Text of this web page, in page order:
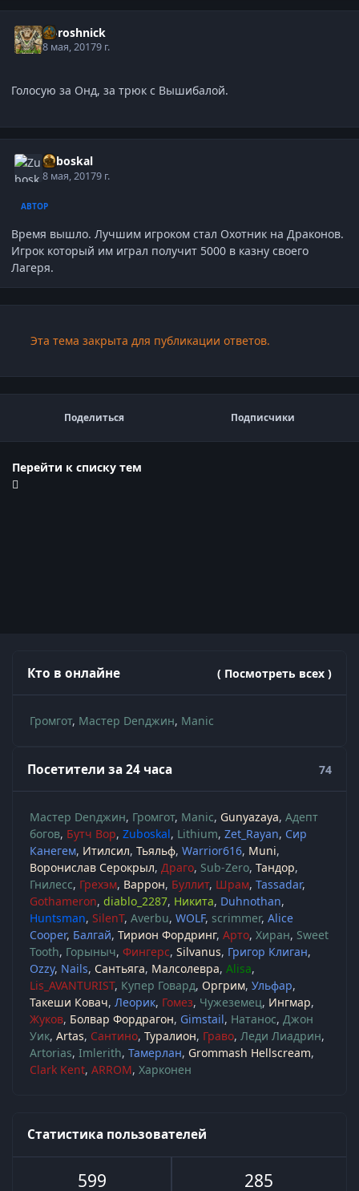
Doroshnick
8 мая, 20179 г.
Голосую за Онд, за трюк с Вышибалой.
Zuboskal
8 мая, 20179 г.
АВТОР
Время вышло. Лучшим игроком стал Охотник на Драконов.
Игрок который им играл получит 5000 в казну своего
Лагеря.
Эта тема закрыта для публикации ответов.
Поделиться Подписчики
Перейти к списку тем
Кто в онлайне ( Посмотреть всех )
Громгот Мастер Denджин Manic
Посетители за 24 часа 74
Мастер Denджин Громгот Manic Gunyazaya Адепт
богов Бутч Вор Zuboskal Lithium Zet_Rayan Сир
Канегем Итилсил Тьяльф Warrior616 Muni
Воронислав Серокрыл Драго Sub-Zero Тандор
Гнилесс Грехэм Варрон Буллит Шрам Tassadar
Gothameron diablo_2287 Никита Duhnothan
Huntsman SilenT Averbu WOLF scrimmer Alice
Cooper Балгай Тирион Фордринг Арто Хиран Sweet
Tooth Горыныч Фингерс Silvanus Григор Клиган
Ozzy Nails Сантьяга Малсолевра Alisa
Lis_AVANTURIST Купер Говард Оргрим Ульфар
Такеши Ковач Леорик Гомез Чужеземец Ингмар
Жуков Болвар Фордрагон Gimstail Натанос Джон
Уик Artas Сантино Туралион Граво Леди Лиадрин
Artorias Imlerith Тамерлан Grommash Hellscream
Clark Kent ARROM Харконен
Статистика пользователей
599 285